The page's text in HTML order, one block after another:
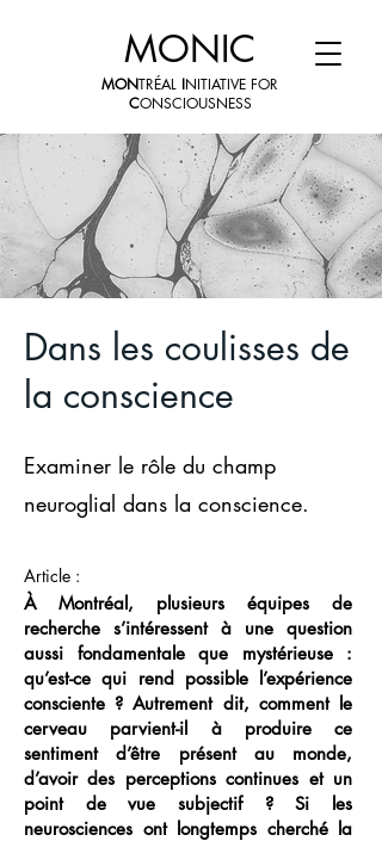
MONIC
MONTRÉAL INITIATIVE FOR
CONSCIOUSNESS
Dans les coulisses de
la conscience
Examiner le rôle du champ
neuroglial dans la conscience.
Article :
À Montréal, plusieurs équipes de
recherche s’intéressent à une question
aussi fondamentale que mystérieuse :
qu’est-ce qui rend possible l’expérience
consciente ? Autrement dit, comment le
cerveau parvient-il à produire ce
sentiment d’être présent au monde,
d’avoir des perceptions continues et un
point de vue subjectif ? Si les
neurosciences ont longtemps cherché la